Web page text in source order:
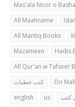
Mas'ala Noor o
All Maahname
All Mantiq Books
Mazameen
Hadis
All Qur'an w Tafseer
کتب خطبات
Do
english
us کتب